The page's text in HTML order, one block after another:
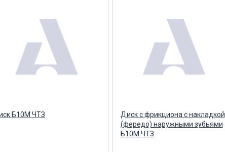
Б10М ЧТЗ
Диск с фрикциона с накладкой
(фередо) наружными зубьями
Б10М ЧТЗ